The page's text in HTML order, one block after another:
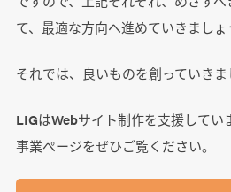
て、最適な方向へ進めていきましょ
それでは、良いものを創っていきま
LIGはWebサイト制作を支援してい
事業ぺージをぜひご覧ください。